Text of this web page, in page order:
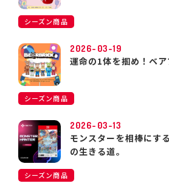
シーズン商品
2026-03-19
運命の1体を掴め！ベ
シーズン商品
2026-03-13
モンスターを相棒にす
の生きる道。
シーズン商品